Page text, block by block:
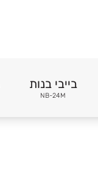
בייבי בנות
NB-24M